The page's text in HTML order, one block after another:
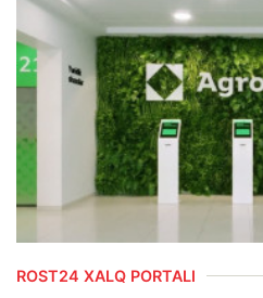
ROST24 XALQ PORTALI